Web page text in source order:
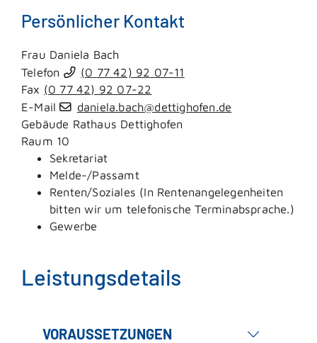
Persönlicher Kontakt
Frau Daniela Bach
Telefon
(0 77 42) 92 07-11
Fax (0 77 42) 92 07-22
E-Mail
daniela.bach@dettighofen.de
Gebäude Rathaus Dettighofen
Raum 10
Sekretariat
Melde-/Passamt
Renten/Soziales (In Rentenangelegenheiten
bitten wir um telefonische Terminabsprache.)
Gewerbe
Leistungsdetails
VORAUSSETZUNGEN